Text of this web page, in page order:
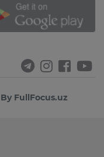
By FullFocus.uz